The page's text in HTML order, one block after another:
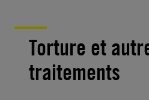
Torture et
traitements